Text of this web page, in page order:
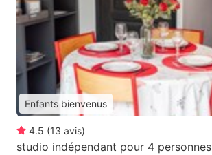
Enfants bienvenus
4.5 (13 avis)
studio indépendant pour 4 personnes